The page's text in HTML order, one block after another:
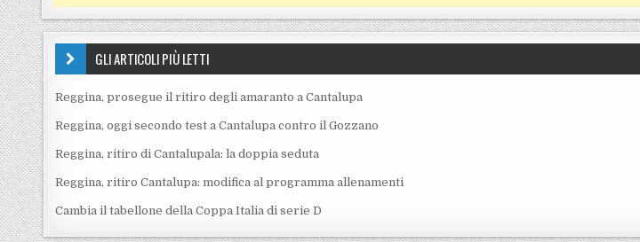
GLI ARTICOLI PIÙ LETTI
Reggina, prosegue il ritiro degli amaranto a Cantalupa
Reggina, oggi secondo test a Cantalupa contro il Gozzano
Reggina, ritiro di Cantalupala: la doppia seduta
Reggina, ritiro Cantalupa: modifica al programma allenamenti
Cambia il tabellone della Coppa Italia di serie D